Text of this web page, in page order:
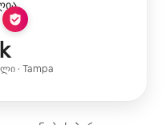
· Tampa